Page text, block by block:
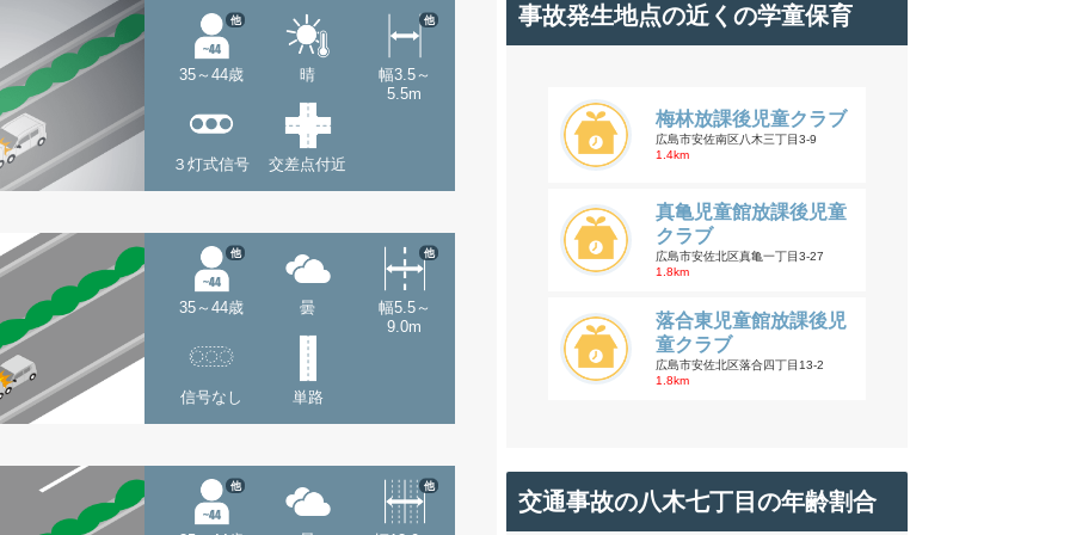
35～44歳
他
晴
幅3.5～
5.5m
他
３灯式信号 交差点付近
35～44歳
他
曇
幅5.5～
9.0m
他
信号なし 単路
他 他
事故発生地点の近くの学童保育
梅林放課後児童クラブ
広島市安佐南区八木三丁目3-9
1.4km
真亀児童館放課後児童
クラブ
広島市安佐北区真亀一丁目3-27
1.8km
落合東児童館放課後児
童クラブ
広島市安佐北区落合四丁目13-2
1.8km
交通事故の八木七丁目の年齢割合